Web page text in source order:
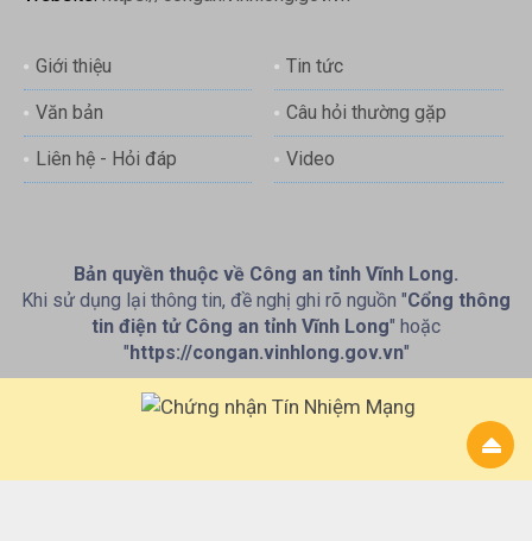
Giới thiệu Tin tức
Văn bản Câu hỏi thường gặp
Liên hệ - Hỏi đáp Video
Bản quyền thuộc về Công an tỉnh Vĩnh Long.
Khi sử dụng lại thông tin, đề nghị ghi rõ nguồn "Cổng thông
tin điện tử Công an tỉnh Vĩnh Long" hoặc
"https://congan.vinhlong.gov.vn"